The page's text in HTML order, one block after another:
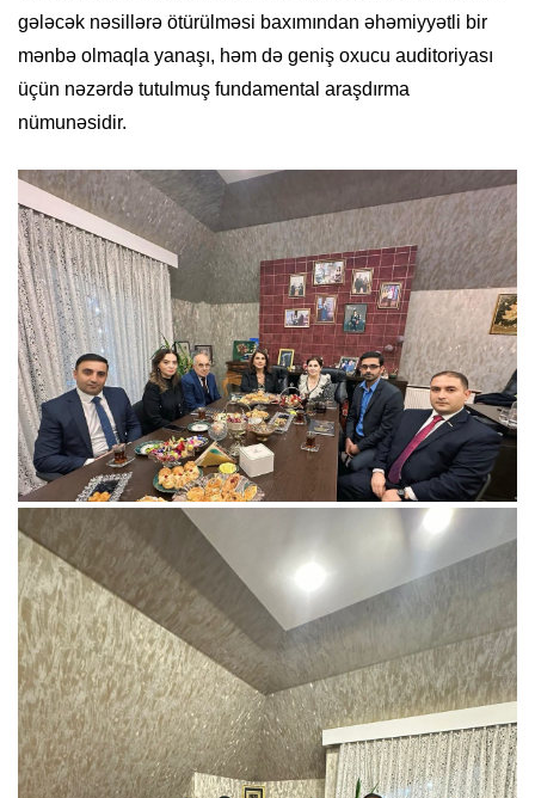
gələcək nəsillərə ötürülməsi baxımından əhəmiyyətli bir
mənbə olmaqla yanaşı, həm də geniş oxucu auditoriyası
üçün nəzərdə tutulmuş fundamental araşdırma
nümunəsidir.